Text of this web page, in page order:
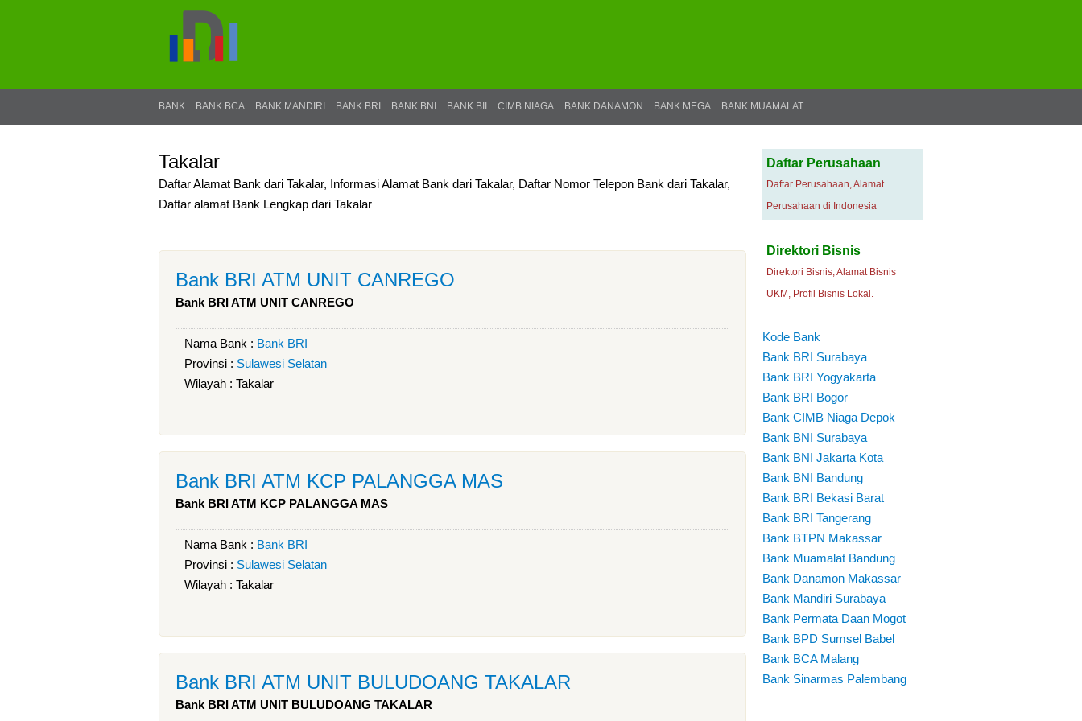
BANK BANK BCA BANK MANDIRI BANK BRI BANK BNI BANK BII CIMB NIAGA BANK DANAMON BANK MEGA BANK MUAMALAT
Takalar
Daftar Alamat Bank dari Takalar, Informasi Alamat Bank dari Takalar, Daftar Nomor Telepon Bank dari Takalar,
Daftar alamat Bank Lengkap dari Takalar
Bank BRI ATM UNIT CANREGO
Bank BRI ATM UNIT CANREGO
Nama Bank : Bank BRI
Provinsi : Sulawesi Selatan
Wilayah : Takalar
Bank BRI ATM KCP PALANGGA MAS
Bank BRI ATM KCP PALANGGA MAS
Nama Bank : Bank BRI
Provinsi : Sulawesi Selatan
Wilayah : Takalar
Bank BRI ATM UNIT BULUDOANG TAKALAR
Bank BRI ATM UNIT BULUDOANG TAKALAR
Daftar Perusahaan
Daftar Perusahaan, Alamat
Perusahaan di Indonesia
Direktori Bisnis
Direktori Bisnis, Alamat Bisnis
UKM, Profil Bisnis Lokal.
Kode Bank
Bank BRI Surabaya
Bank BRI Yogyakarta
Bank BRI Bogor
Bank CIMB Niaga Depok
Bank BNI Surabaya
Bank BNI Jakarta Kota
Bank BNI Bandung
Bank BRI Bekasi Barat
Bank BRI Tangerang
Bank BTPN Makassar
Bank Muamalat Bandung
Bank Danamon Makassar
Bank Mandiri Surabaya
Bank Permata Daan Mogot
Bank BPD Sumsel Babel
Bank BCA Malang
Bank Sinarmas Palembang